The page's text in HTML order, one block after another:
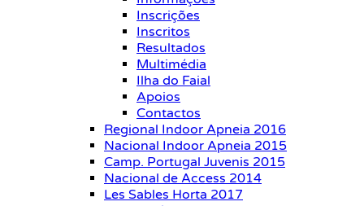
Inscrições
Inscritos
Resultados
Multimédia
Ilha do Faial
Apoios
Contactos
Regional Indoor Apneia 2016
Nacional Indoor Apneia 2015
Camp. Portugal Juvenis 2015
Nacional de Access 2014
Les Sables Horta 2017